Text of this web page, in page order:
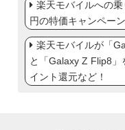
楽天モバイルへの
円の特価キャンペー
楽天モバイルが「
と「Galaxy Z Flip8
イント還元など！